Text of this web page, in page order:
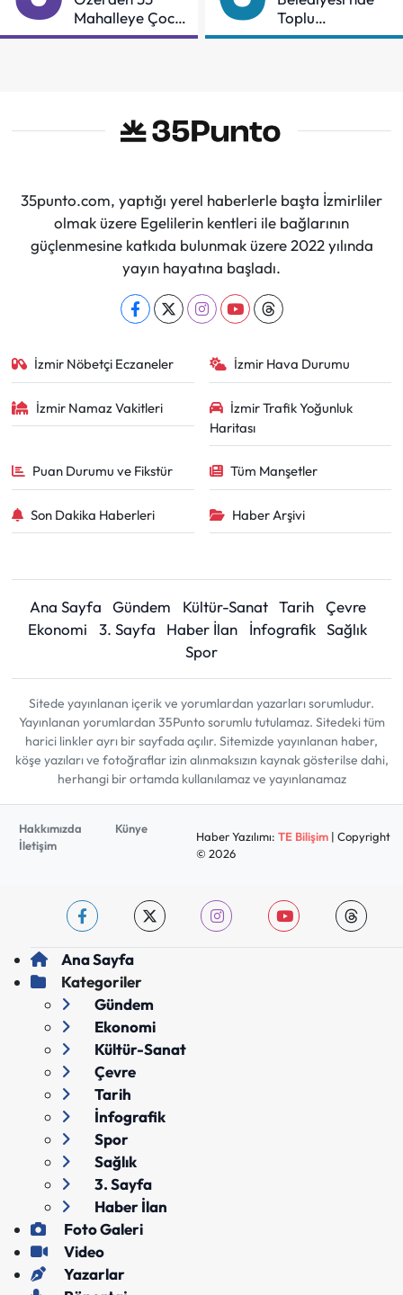
Mahalleye Çocuk
Şenliği
Toplu
Sözleşmeye
35punto.com, yaptığı yerel haberlerle başta İzmirliler
olmak üzere Egelilerin kentleri ile bağlarının
güçlenmesine katkıda bulunmak üzere 2022 yılında
yayın hayatına başladı.
İzmir Nöbetçi Eczaneler İzmir Hava Durumu
İzmir Namaz Vakitleri
İzmir Trafik Yoğunluk
Haritası
Puan Durumu ve Fikstür Tüm Manşetler
Son Dakika Haberleri Haber Arşivi
Ana Sayfa Gündem Kültür-Sanat Tarih
Çevre
Ekonomi
3. Sayfa Haber İlan İnfografik Sağlık
Spor
Sitede yayınlanan içerik ve yorumlardan yazarları sorumludur.
Yayınlanan yorumlardan 35Punto sorumlu tutulamaz. Sitedeki tüm
harici linkler ayrı bir sayfada açılır. Sitemizde yayınlanan haber,
köşe yazıları ve fotoğraflar izin alınmaksızın kaynak gösterilse dahi,
herhangi bir ortamda kullanılamaz ve yayınlanamaz
Hakkımızda
Künye
İletişim
Haber Yazılımı: TE Bilişim| Copyright
© 2026
Ana Sayfa
Kategoriler
Gündem
Ekonomi
Kültür-Sanat
Çevre
Tarih
İnfografik
Spor
Sağlık
3. Sayfa
Haber İlan
Foto Galeri
Video
Yazarlar